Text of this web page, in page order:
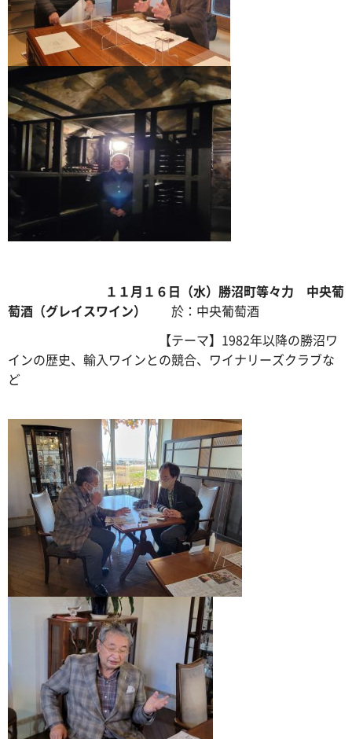
１１月１６日（水）勝沼町等々力 中央葡
萄酒（グレイスワイン）
於：中央葡萄酒
【テーマ】1982年以降の勝沼ワ
インの歴史、輸入ワインとの競合、ワイナリーズクラブな
ど